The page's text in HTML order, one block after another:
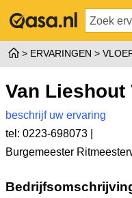
ERVARINGEN
Van Lieshout
beschrijf uw ervaring
tel: 0223-698073 |
Burgemeester